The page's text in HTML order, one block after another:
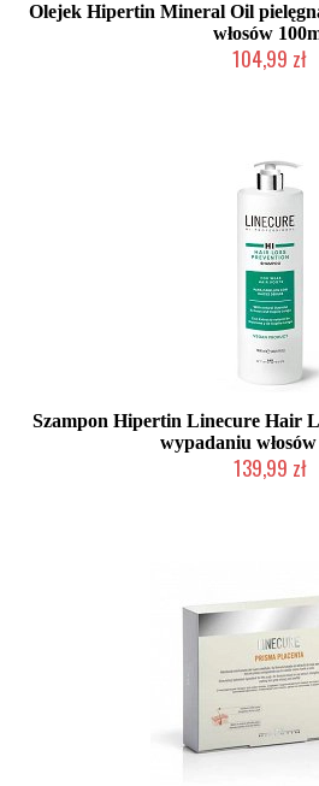
Olejek Hipertin Mineral Oil
włosów
104,99 zł
Szampon Hipertin Linecure Hair
wypadaniu
139,99 zł